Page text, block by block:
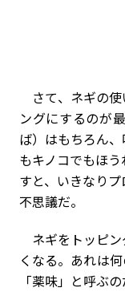
さて、ネギの使
ングにするのが
ば）はもちろん
もキノコでもほ
すと、いきなり
不思議だ。
ネギをトッピン
くなる。あれは
「薬味」と呼ぶの